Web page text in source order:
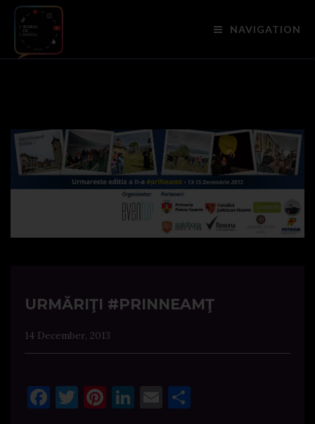
NAVIGATION
URMĂRIŢI #PRINNEAMŢ
14 December, 2013
Facebook
Twitter
Pinterest
LinkedIn
Email